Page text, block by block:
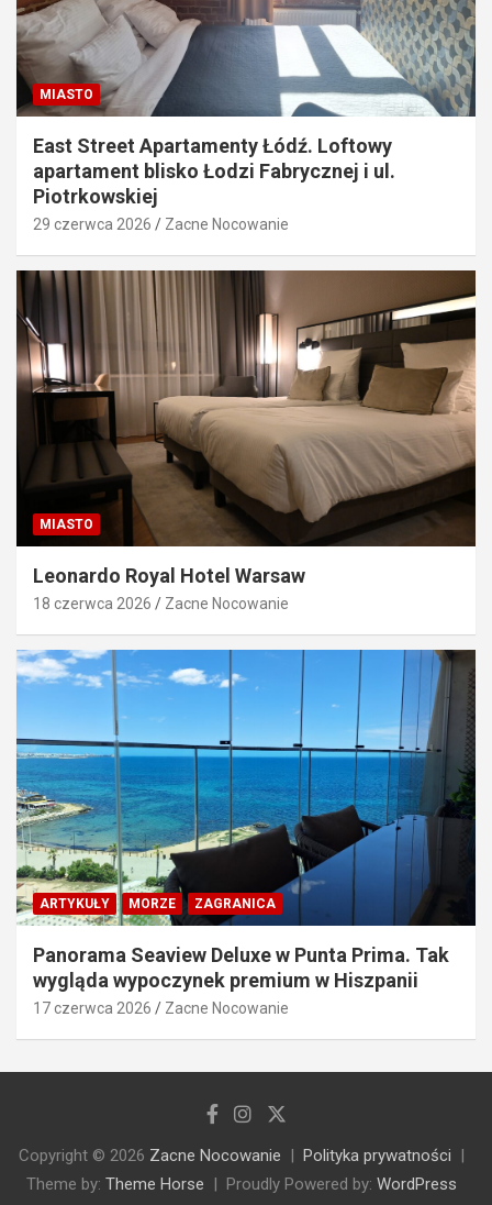
MIASTO
East Street Apartamenty Łódź. Loftowy
apartament blisko Łodzi Fabrycznej i ul.
Piotrkowskiej
29 czerwca 2026 Zacne Nocowanie
MIASTO
Leonardo Royal Hotel Warsaw
18 czerwca 2026 Zacne Nocowanie
ARTYKUŁY MORZE ZAGRANICA
Panorama Seaview Deluxe w Punta Prima. Tak
wygląda wypoczynek premium w Hiszpanii
17 czerwca 2026 Zacne Nocowanie
Copyright © 2026 Zacne Nocowanie
Polityka prywatności
Theme by: Theme Horse Proudly Powered by: WordPress